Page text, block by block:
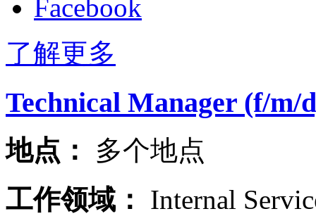
Facebook
了解更多
Technical Manager (f/m/
地点： 多个地点
工作领域： Internal